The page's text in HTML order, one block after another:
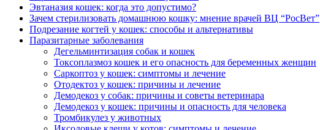
Эвтаназия кошек: когда это допустимо?
Зачем стерилизовать домашнюю кошку: мнение врачей ВЦ “РосВет”
Подрезание когтей у кошек: способы и альтернативы
Паразитарные заболевания
Дегельминтизация собак и кошек
Токсоплазмоз кошек и его опасность для беременных женщин
Саркоптоз у кошек: симптомы и лечение
Отодектоз у кошек: причины и лечение
Демодекоз у собак: причины и советы ветеринара
Демодекоз у кошек: причины и опасность для человека
Тромбикулез у животных